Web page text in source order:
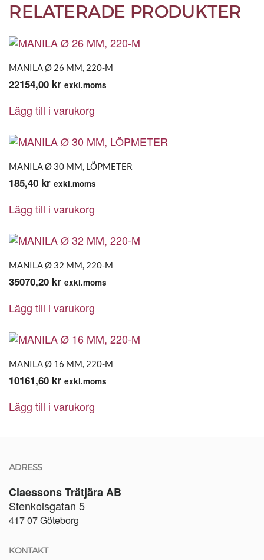
RELATERADE PRODUKTER
MANILA Ø 26 MM, 220-M
22154,00 kr exkl.moms
Lägg till i varukorg
MANILA Ø 30 MM, LÖPMETER
185,40 kr exkl.moms
Lägg till i varukorg
MANILA Ø 32 MM, 220-M
35070,20 kr exkl.moms
Lägg till i varukorg
MANILA Ø 16 MM, 220-M
10161,60 kr exkl.moms
Lägg till i varukorg
ADRESS
Claessons Trätjära AB
Stenkolsgatan 5
417 07 Göteborg
KONTAKT